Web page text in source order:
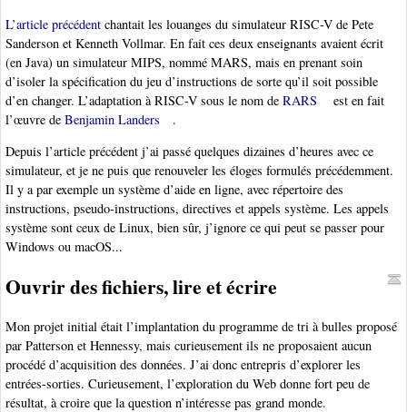
L’article précédent chantait les louanges du simulateur RISC-V de Pete
Sanderson et Kenneth Vollmar. En fait ces deux enseignants avaient écrit
(en Java) un simulateur MIPS, nommé MARS, mais en prenant soin
d’isoler la spécification du jeu d’instructions de sorte qu’il soit possible
d’en changer. L’adaptation à RISC-V sous le nom de RARS
est en fait
l’œuvre de Benjamin Landers
.
Depuis l’article précédent j’ai passé quelques dizaines d’heures avec ce
simulateur, et je ne puis que renouveler les éloges formulés précédemment.
Il y a par exemple un système d’aide en ligne, avec répertoire des
instructions, pseudo-instructions, directives et appels système. Les appels
système sont ceux de Linux, bien sûr, j’ignore ce qui peut se passer pour
Windows ou macOS...
Ouvrir des fichiers, lire et écrire
Mon projet initial était l’implantation du programme de tri à bulles proposé
par Patterson et Hennessy, mais curieusement ils ne proposaient aucun
procédé d’acquisition des données. J’ai donc entrepris d’explorer les
entrées-sorties. Curieusement, l’exploration du Web donne fort peu de
résultat, à croire que la question n’intéresse pas grand monde.